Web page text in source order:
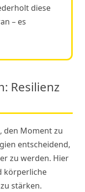
diese
– es
Resilienz
den Moment zu
entscheidend,
zu werden. Hier
körperliche
stärken.